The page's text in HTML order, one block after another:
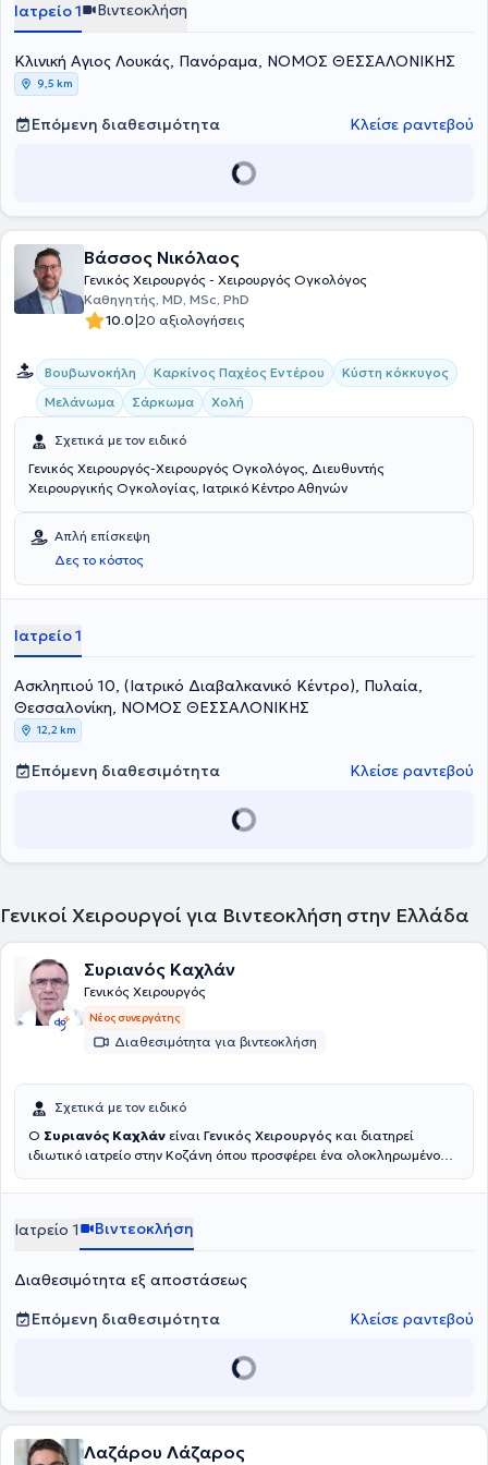
εξωτερικού.
Ιατρείο 1 Βιντεοκλήση
Κλινική Αγιος Λουκάς, Πανόραμα, ΝΟΜΟΣ ΘΕΣΣΑΛΟΝΙΚΗΣ
9,5 km
Επόμενη διαθεσιμότητα Κλείσε ραντεβού
Βάσσος Νικόλαος
Γενικός Χειρουργός - Χειρουργός Ογκολόγος
Καθηγητής, MD, MSc, PhD
10.0|20 αξιολογήσεις
Βουβωνοκήλη Καρκίνος Παχέος Εντέρου
Κύστη κόκκυγος
Μελάνωμα
Σάρκωμα Χολή
Σχετικά με τον ειδικό
Γενικός Χειρουργός-Χειρουργός Ογκολόγος, Διευθυντής
Χειρουργικής Ογκολογίας, Ιατρικό Κέντρο Αθηνών
Απλή επίσκεψη
Δες το κόστος
Ιατρείο 1
Ασκληπιού 10, (Ιατρικό Διαβαλκανικό Κέντρο), Πυλαία,
Θεσσαλονίκη, ΝΟΜΟΣ ΘΕΣΣΑΛΟΝΙΚΗΣ
12,2 km
Επόμενη διαθεσιμότητα Κλείσε ραντεβού
Γενικοί Χειρουργοί για Βιντεοκλήση στην Ελλάδα
Συριανός Καχλάν
Γενικός Χειρουργός
Νέος συνεργάτης
Διαθεσιμότητα για βιντεοκλήση
Σχετικά με τον ειδικό
Ο Συριανός Καχλάν είναι Γενικός Χειρουργός και διατηρεί
ιδιωτικό ιατρείο στην Κοζάνη όπου προσφέρει ένα ολοκληρωμένο
χειρουργικές λύσεις για διάφορες παθήσεις. Η προσέγγισή του
διασφαλίζοντας ότι θα λάβει την καλύτερη δυνατή θεραπεία και
υποστήριξη καθ' όλη τη διάρκεια της χειρουργικής διαδικασίας.
Ιατρείο 1 Βιντεοκλήση
Διαθεσιμότητα εξ αποστάσεως
Επόμενη διαθεσιμότητα
Κλείσε ραντεβού
Λαζάρου Λάζαρος